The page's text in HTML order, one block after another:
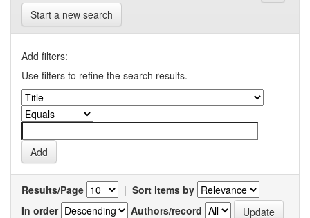
Start a new search
Add filters:
Use filters to refine the search results.
Results/Page | Sort items by
In order
Authors/record